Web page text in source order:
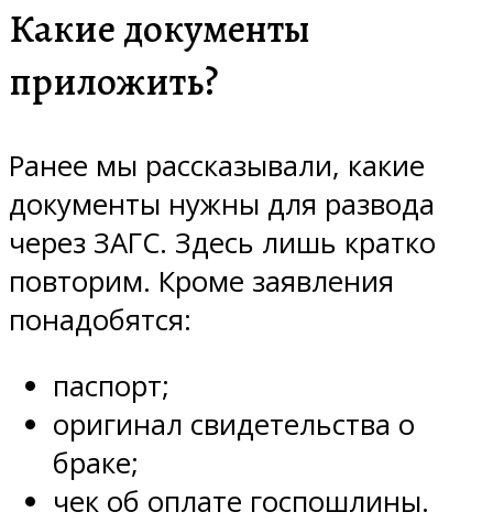
Какие документы
приложить?
Ранее мы рассказывали, какие
документы нужны для развода
через ЗАГС. Здесь лишь кратко
повторим. Кроме заявления
понадобятся:
паспорт;
оригинал свидетельства о
браке;
чек об оплате госпошлины.